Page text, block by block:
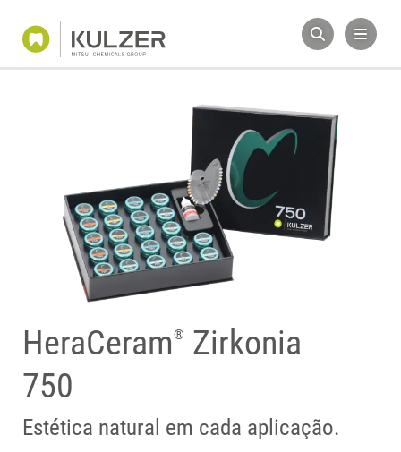
HeraCeram®
Zirkonia
750
Estética natural em cada aplicação.